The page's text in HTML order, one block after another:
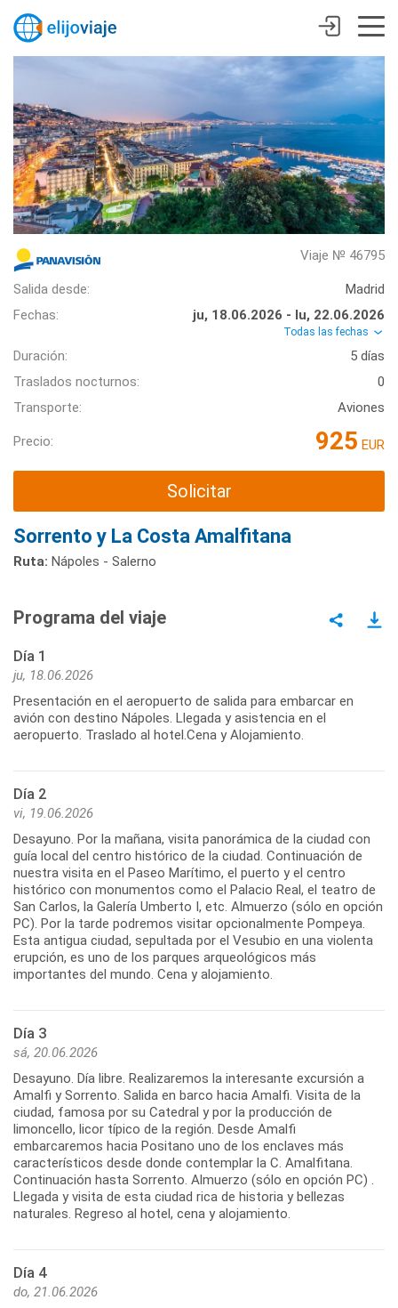
Viaje № 46795
Salida desde:
Madrid
Fechas:
ju, 18.06.2026 - lu, 22.06.2026
Todas las fechas
Duración:
5 días
Traslados nocturnos:
0
Transporte:
Aviones
Precio: 925 EUR
Solicitar
Sorrento y La Costa Amalfitana
Ruta: Nápoles - Salerno
Programa del viaje
Día 1
ju, 18.06.2026
Presentación en el aeropuerto de salida para embarcar en
avión con destino Nápoles. Llegada y asistencia en el
aeropuerto. Traslado al hotel.Cena y Alojamiento.
Día 2
vi, 19.06.2026
Desayuno. Por la mañana, visita panorámica de la ciudad con
guía local del centro histórico de la ciudad. Continuación de
nuestra visita en el Paseo Marítimo, el puerto y el centro
histórico con monumentos como el Palacio Real, el teatro de
San Carlos, la Galería Umberto I, etc. Almuerzo (sólo en opción
PC). Por la tarde podremos visitar opcionalmente Pompeya.
Esta antigua ciudad, sepultada por el Vesubio en una violenta
erupción, es uno de los parques arqueológicos más
importantes del mundo. Cena y alojamiento.
Día 3
sá, 20.06.2026
Desayuno. Día libre. Realizaremos la interesante excursión a
Amalfi y Sorrento. Salida en barco hacia Amalfi. Visita de la
ciudad, famosa por su Catedral y por la producción de
limoncello, licor típico de la región. Desde Amalfi
embarcaremos hacia Positano uno de los enclaves más
característicos desde donde contemplar la C. Amalfitana.
Continuación hasta Sorrento. Almuerzo (sólo en opción PC) .
Llegada y visita de esta ciudad rica de historia y bellezas
naturales. Regreso al hotel, cena y alojamiento.
Día 4
do, 21.06.2026